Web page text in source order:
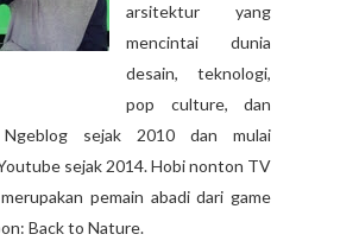
arsitektur yang
mencintai dunia
desain, teknologi,
pop culture, dan
Ngeblog sejak 2010 dan mulai
sejak 2014. Hobi nonton TV
pemain abadi dari game
Back to Nature.